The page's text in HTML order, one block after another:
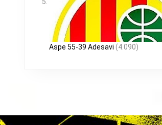
Aspe 55-39 Adesavi (4.090)